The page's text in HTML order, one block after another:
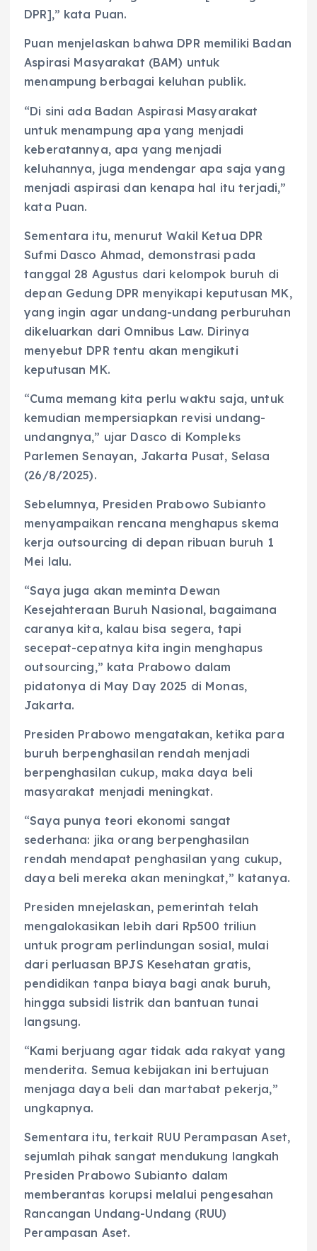
DPR],” kata Puan.
Puan menjelaskan bahwa DPR memiliki Badan
Aspirasi Masyarakat (BAM) untuk
menampung berbagai keluhan publik.
“Di sini ada Badan Aspirasi Masyarakat
untuk menampung apa yang menjadi
keberatannya, apa yang menjadi
keluhannya, juga mendengar apa saja yang
menjadi aspirasi dan kenapa hal itu terjadi,”
kata Puan.
Sementara itu, menurut Wakil Ketua DPR
Sufmi Dasco Ahmad, demonstrasi pada
tanggal 28 Agustus dari kelompok buruh di
depan Gedung DPR menyikapi keputusan MK,
yang ingin agar undang-undang perburuhan
dikeluarkan dari Omnibus Law. Dirinya
menyebut DPR tentu akan mengikuti
keputusan MK.
“Cuma memang kita perlu waktu saja, untuk
kemudian mempersiapkan revisi undang-
undangnya,” ujar Dasco di Kompleks
Parlemen Senayan, Jakarta Pusat, Selasa
(26/8/2025).
Sebelumnya, Presiden Prabowo Subianto
menyampaikan rencana menghapus skema
kerja outsourcing di depan ribuan buruh 1
Mei lalu.
“Saya juga akan meminta Dewan
Kesejahteraan Buruh Nasional, bagaimana
caranya kita, kalau bisa segera, tapi
secepat-cepatnya kita ingin menghapus
outsourcing,” kata Prabowo dalam
pidatonya di May Day 2025 di Monas,
Jakarta.
Presiden Prabowo mengatakan, ketika para
buruh berpenghasilan rendah menjadi
berpenghasilan cukup, maka daya beli
masyarakat menjadi meningkat.
“Saya punya teori ekonomi sangat
sederhana: jika orang berpenghasilan
rendah mendapat penghasilan yang cukup,
daya beli mereka akan meningkat,” katanya.
Presiden mnejelaskan, pemerintah telah
mengalokasikan lebih dari Rp500 triliun
untuk program perlindungan sosial, mulai
dari perluasan BPJS Kesehatan gratis,
pendidikan tanpa biaya bagi anak buruh,
hingga subsidi listrik dan bantuan tunai
langsung.
“Kami berjuang agar tidak ada rakyat yang
menderita. Semua kebijakan ini bertujuan
menjaga daya beli dan martabat pekerja,”
ungkapnya.
Sementara itu, terkait RUU Perampasan Aset,
sejumlah pihak sangat mendukung langkah
Presiden Prabowo Subianto dalam
memberantas korupsi melalui pengesahan
Rancangan Undang-Undang (RUU)
Perampasan Aset.